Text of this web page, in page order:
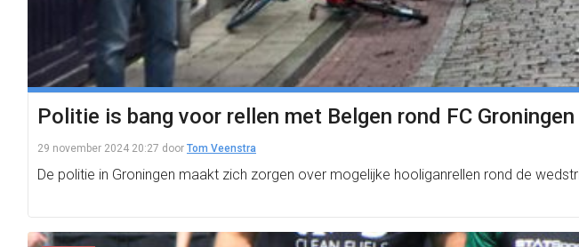
Politie is bang voor rellen met Belgen rond FC
29 november 2024 20:27 door Tom Veenstra
De politie in Groningen maakt zich zorgen over mogelijke hooliganrellen rond de